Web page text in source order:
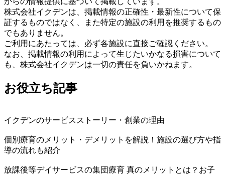
株式会社イクデンは、掲載情報の正確性・最新性について保
証するものではなく、また特定の施設の利用を推奨するもの
でもありません。
ご利用にあたっては、必ず各施設に直接ご確認ください。
なお、掲載情報の利用によって生じたいかなる損害について
も、株式会社イクデンは一切の責任を負いかねます。
お役立ち記事
イクデンのサービスストーリー・創業の理由
個別療育のメリット・デメリットを解説！施設の選び方や指
導の流れも紹介
放課後等デイサービスの集団療育 真のメリットとは？お子